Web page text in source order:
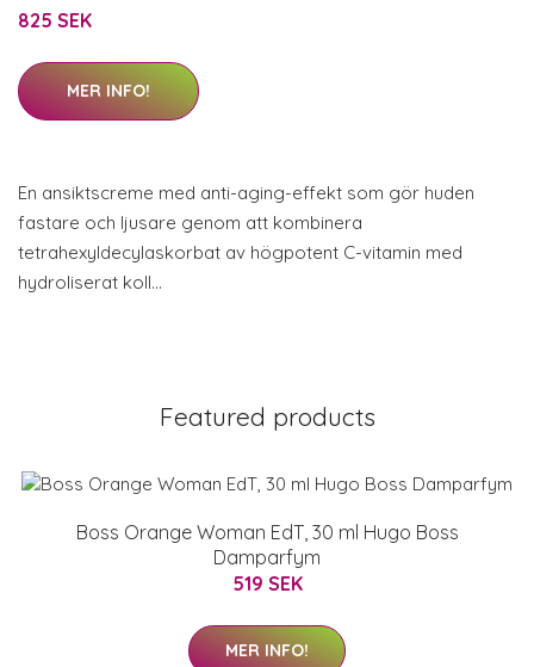
825 SEK
MER INFO!
En ansiktscreme med anti-aging-effekt som gör huden
fastare och ljusare genom att kombinera
tetrahexyldecylaskorbat av högpotent C-vitamin med
hydroliserat koll…
Featured products
Boss Orange Woman EdT, 30 ml Hugo Boss
Damparfym
519 SEK
MER INFO!